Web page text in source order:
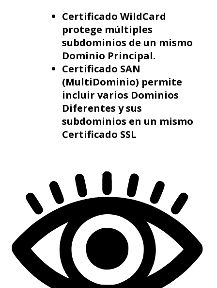
Certificado WildCard
protege múltiples
subdominios de un mismo
Dominio Principal.
Certificado SAN
(MultiDominio) permite
incluir varios Dominios
Diferentes y sus
subdominios en un mismo
Certificado SSL